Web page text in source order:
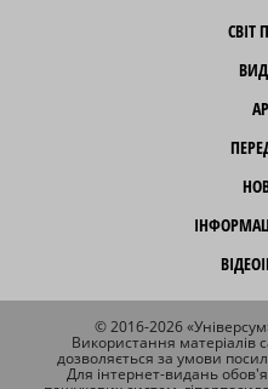
СВІТ
© 2016-2026
Використання матеріалів
дозволяється за умови
Для інтернет-видань